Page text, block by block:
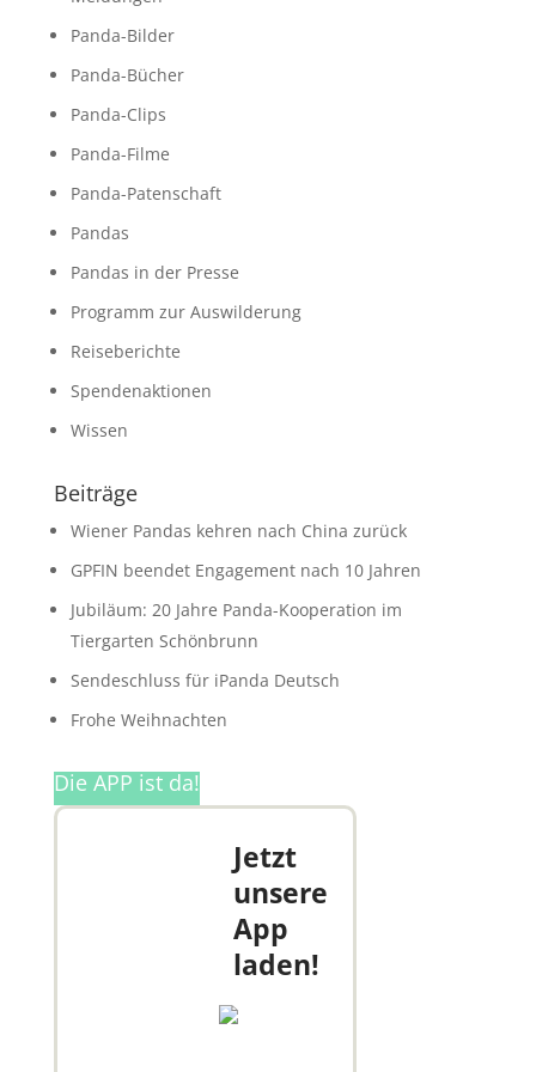
Panda-Bilder
Panda-Bücher
Panda-Clips
Panda-Filme
Panda-Patenschaft
Pandas
Pandas in der Presse
Programm zur Auswilderung
Reiseberichte
Spendenaktionen
Wissen
Beiträge
Wiener Pandas kehren nach China zurück
GPFIN beendet Engagement nach 10 Jahren
Jubiläum: 20 Jahre Panda-Kooperation im
Tiergarten Schönbrunn
Sendeschluss für iPanda Deutsch
Frohe Weihnachten
Die APP ist da!
Jetzt
unsere
App
laden!